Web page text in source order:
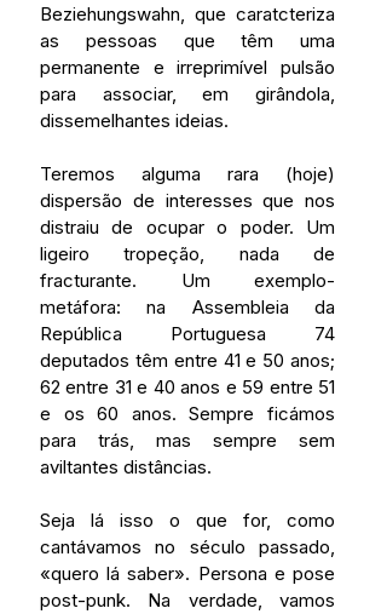
Beziehungswahn, que caratcteriza
as pessoas que têm uma
permanente e irreprimível pulsão
para associar, em girândola,
dissemelhantes ideias.
Teremos alguma rara (hoje)
dispersão de interesses que nos
distraiu de ocupar o poder. Um
ligeiro tropeção, nada de
fracturante. Um exemplo-
metáfora: na Assembleia da
República Portuguesa 74
deputados têm entre 41 e 50 anos;
62 entre 31 e 40 anos e 59 entre 51
e os 60 anos. Sempre ficámos
para trás, mas sempre sem
aviltantes distâncias.
Seja lá isso o que for, como
cantávamos no século passado,
«quero lá saber». Persona e pose
post-punk. Na verdade, vamos